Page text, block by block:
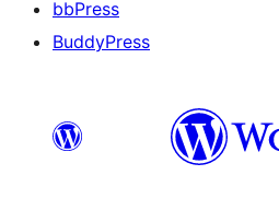
bbPress
BuddyPress